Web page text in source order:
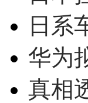
日系
华为
真相